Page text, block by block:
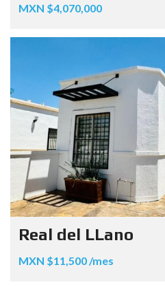
MXN $4,070,000
Real del LLano
MXN $11,500 /mes